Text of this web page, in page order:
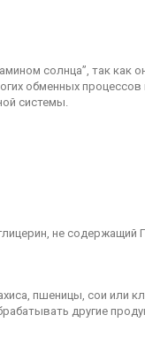
солнца”, так как
обменных процессов
системы.
не содержащий
пшеницы, сои или
другие